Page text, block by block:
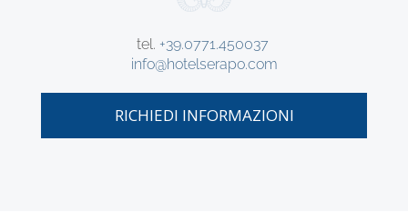
tel. +39.0771.450037
info@hotelserapo.com
RICHIEDI INFORMAZIONI